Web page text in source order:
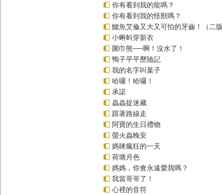
你有看到我的龍嗎？
你有看到我的怪獸嗎？
鱷魚艾倫又大又可怕的牙齒！（二
小蝌蚪穿新衣
圍巾熊──啊！沒水了！
鴨子平平歷險記
我的名字叫葉子
哈囉！哈囉！
承諾
蟲蟲捉迷藏
跟著路線走
阿寶的生日禮物
螢火蟲晚安
媽咪瘋狂的一天
荷塘月色
媽媽，你會永遠愛我嗎？
我當哥哥了！
心裡的音符